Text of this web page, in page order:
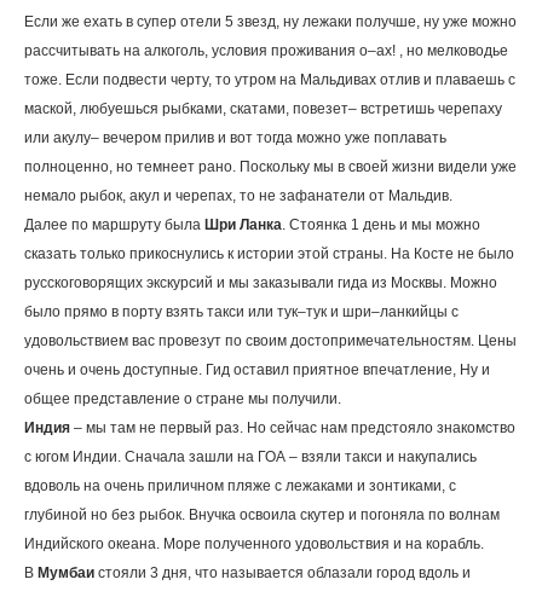
Если же ехать в супер отели 5 звезд, ну лежаки получше, ну уже можно
рассчитывать на алкоголь, условия проживания о–ах! , но мелководье
тоже. Если подвести черту, то утром на Мальдивах отлив и плаваешь с
маской, любуешься рыбками, скатами, повезет– встретишь черепаху
или акулу– вечером прилив и вот тогда можно уже поплавать
полноценно, но темнеет рано. Поскольку мы в своей жизни видели уже
немало рыбок, акул и черепах, то не зафанатели от Мальдив.
Далее по маршруту была Шри Ланка. Стоянка 1 день и мы можно
сказать только прикоснулись к истории этой страны. На Косте не было
русскоговорящих экскурсий и мы заказывали гида из Москвы. Можно
было прямо в порту взять такси или тук–тук и шри–ланкийцы с
удовольствием вас провезут по своим достопримечательностям. Цены
очень и очень доступные. Гид оставил приятное впечатление, Ну и
общее представление о стране мы получили.
Индия – мы там не первый раз. Но сейчас нам предстояло знакомство
с югом Индии. Сначала зашли на ГОА – взяли такси и накупались
вдоволь на очень приличном пляже с лежаками и зонтиками, с
глубиной но без рыбок. Внучка освоила скутер и погоняла по волнам
Индийского океана. Море полученного удовольствия и на корабль.
В Мумбаи стояли 3 дня, что называется облазали город вдоль и